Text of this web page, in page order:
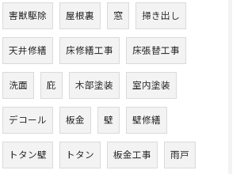
害獣駆除 屋根裏 窓 掃き出し
天井修繕 床修繕工事 床張替工事
洗面 庇 木部塗装 室内塗装
デコール 板金 壁 壁修繕
トタン壁 トタン 板金工事 雨戸